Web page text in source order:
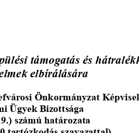
támogatás és
elbírálására
Önkormányzat
Ügyek Bizottsága
számú határozata